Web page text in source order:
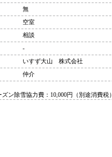
無
空室
相談
-
いすず大山 株式会社
仲介
ン除雪協力費：10,000円（別途消費税）